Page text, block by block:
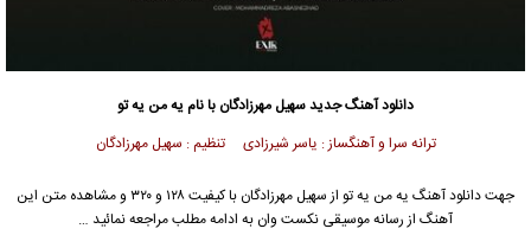
دانلود آهنگ جدیدسهیل مهرزادگان با نام یه من یه تو
ترانه سرا و آهنگساز : یاسر شیرزادی تنظیم : سهیل مهرزادگان
جهت دانلود آهنگ یه من یه تو از سهیل مهرزادگان
با کیفیت ۱۲۸ و ۳۲۰ و مشاهده متن این
آهنگ از رسانه موسیقی نکست وان به ادامه مطلب مراجعه نمائید …